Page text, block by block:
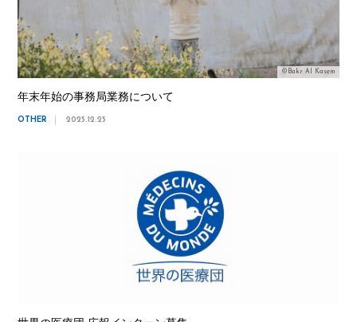
©Bakr Al Kasem
年末年始の事務局業務について
OTHER 2025.12.25